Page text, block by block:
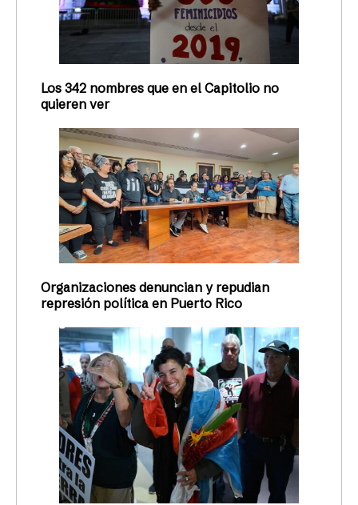
Los 342 nombres que en el Capitolio no
quieren ver
Organizaciones denuncian y repudian
represión política en Puerto Rico